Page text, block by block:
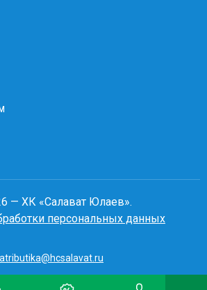
— ХК «Салават Юлаев».
персональных данных
atributika@hcsalavat.ru
8-800-250-22-22